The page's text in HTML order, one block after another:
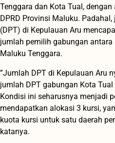
Tenggara dan Kota Tual,
DPRD Provinsi Maluku.
(DPT) di Kepulauan Aru
jumlah pemilih gabungan antara
Maluku Tenggara.
”Jumlah DPT di Kepulauan Aru
jumlah DPT gabungan Kota
Kondisi ini seharusnya menjadi
mendapatkan alokasi 3 kursi,
kuota kursi untuk satu daerah
katanya.